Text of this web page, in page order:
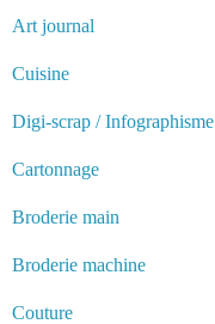
Art journal
Cuisine
Digi-scrap / Infographisme
Cartonnage
Broderie main
Broderie machine
Couture